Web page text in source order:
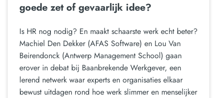
goede zet of gevaarlijk idee?
Is HR nog nodig? En maakt schaarste werk echt beter?
Machiel Den Dekker (AFAS Software) en Lou Van
Beirendonck (Antwerp Management School) gaan
erover in debat bij Baanbrekende Werkgever, een
lerend netwerk waar experts en organisaties elkaar
bewust uitdagen rond hoe werk slimmer en menselijker